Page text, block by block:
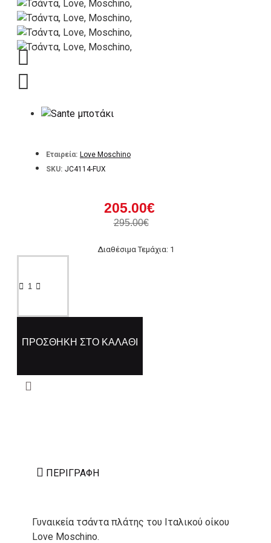
Εταιρεία: Love Moschino
SKU: JC4114-FUX
205.00€
295.00€
Διαθέσιμα Τεμάχια: 1
ΠΡΟΣΘΉΚΗ ΣΤΟ ΚΑΛΆΘΙ
ΠΕΡΙΓΡΑΦΉ
Γυναικεία τσάντα πλάτης του Ιταλικού οίκου
Love Moschino.